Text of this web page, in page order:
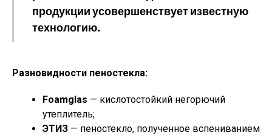
продукции усовершенствует известную
технологию.
Разновидности пеностекла:
Foamglas — кислотостойкий негорючий
утеплитель;
ЭТИЗ — пеностекло, полученное вспениванием